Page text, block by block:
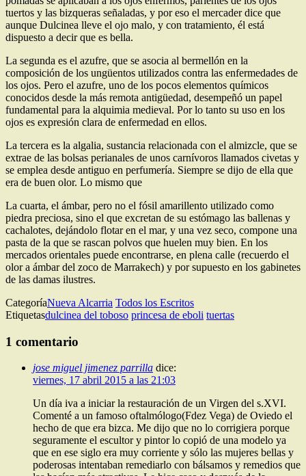
tuertos y las bizqueras señaladas, y por eso el mercader dice que
aunque Dulcinea lleve el ojo malo, y con tratamiento, él está
dispuesto a decir que es bella.
La segunda es el azufre, que se asocia al bermellón en la
composición de los ungüentos utilizados contra las enfermedades de
los ojos. Pero el azufre, uno de los pocos elementos químicos
conocidos desde la más remota antigüedad, desempeñó un papel
fundamental para la alquimia medieval. Por lo tanto su uso en los
ojos es expresión clara de enfermedad en ellos.
La tercera es la algalia, sustancia relacionada con el almizcle, que se
extrae de las bolsas perianales de unos carnívoros llamados civetas y
se emplea desde antiguo en perfumería. Siempre se dijo de ella que
era de buen olor. Lo mismo que
La cuarta, el ámbar, pero no el fósil amarillento utilizado como
piedra preciosa, sino el que excretan de su estómago las ballenas y
cachalotes, dejándolo flotar en el mar, y una vez seco, compone una
pasta de la que se rascan polvos que huelen muy bien. En los
mercados orientales puede encontrarse, en plena calle (recuerdo el
olor a ámbar del zoco de Marrakech) y por supuesto en los gabinetes
de las damas ilustres.
CategoríaNueva Alcarria Todos los Escritos
Etiquetasdulcinea del toboso princesa de eboli tuertas
1 comentario
jose miguel jimenez parrilla dice:
viernes, 17 abril 2015 a las 21:03
Un día iva a iniciar la restauración de un Virgen del s.XVI.
Comenté a un famoso oftalmólogo(Fdez Vega) de Oviedo el
hecho de que era bizca. Me dijo que no lo corrigiera porque
seguramente el escultor y pintor lo copió de una modelo ya
que en ese siglo era muy corriente y sólo las mujeres bellas y
poderosas intentaban remediarlo con bálsamos y remedios que